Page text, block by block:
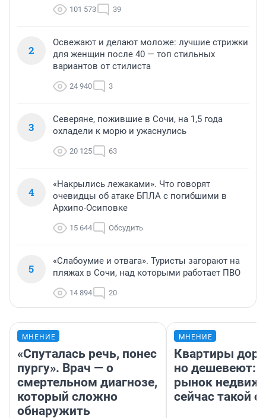
101 573 39
2
Освежают и делают моложе: лучшие стрижки
для женщин после 40 — топ стильных
вариантов от стилиста
24 940 3
3
Северяне, пожившие в Сочи, на 1,5 года
охладели к морю и ужаснулись
20 125 63
4
«Накрылись лежаками». Что говорят
очевидцы об атаке БПЛА с погибшими в
Архипо-Осиповке
15 644 Обсудить
5
«Слабоумие и отвага». Туристы загорают на
пляжах в Сочи, над которыми работает ПВО
14 894 20
МНЕНИЕ
«Спуталась речь, понес
пургу». Врач — о
смертельном диагнозе,
который сложно
обнаружить
МНЕНИЕ
Квартиры
но дешевеют:
рынок
сейчас такой